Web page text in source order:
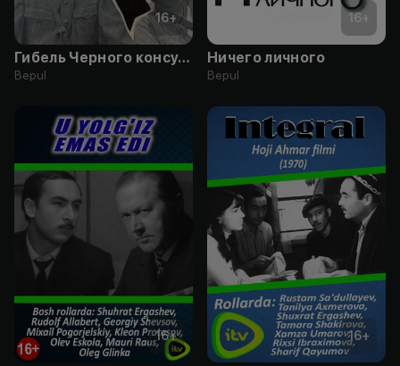
16+
Гибель Черного консула
Bepul
16+
Ничего личного
Bepul
16+ 16+